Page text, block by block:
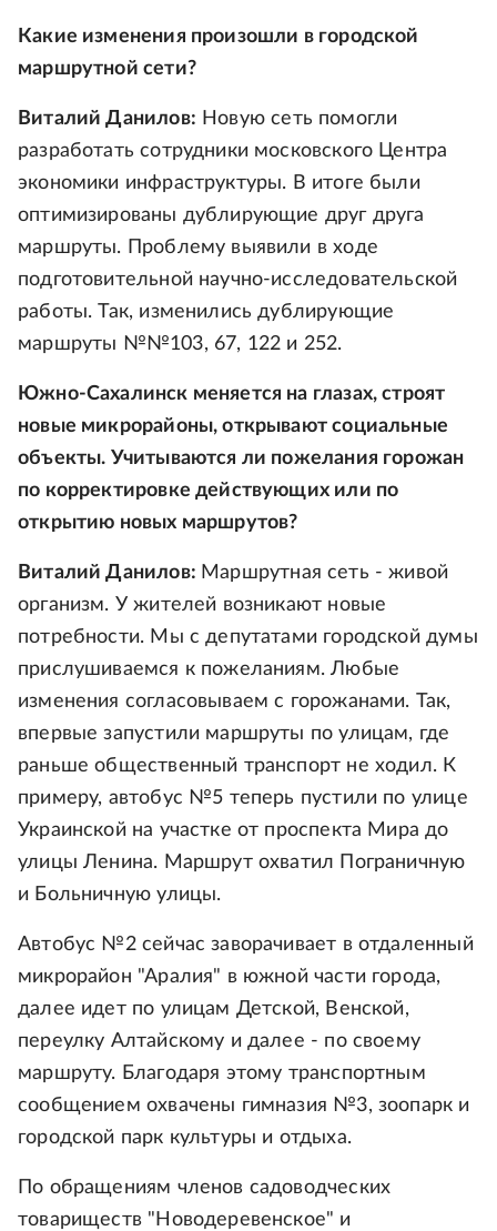
Какие изменения произошли в городской
маршрутной сети?
Виталий Данилов: Новую сеть помогли
разработать сотрудники московского Центра
экономики инфраструктуры. В итоге были
оптимизированы дублирующие друг друга
маршруты. Проблему выявили в ходе
подготовительной научно-исследовательской
работы. Так, изменились дублирующие
маршруты №№103, 67, 122 и 252.
Южно-Сахалинск меняется на глазах, строят
новые микрорайоны, открывают социальные
объекты. Учитываются ли пожелания горожан
по корректировке действующих или по
открытию новых маршрутов?
Виталий Данилов: Маршрутная сеть - живой
организм. У жителей возникают новые
потребности. Мы с депутатами городской думы
прислушиваемся к пожеланиям. Любые
изменения согласовываем с горожанами. Так,
впервые запустили маршруты по улицам, где
раньше общественный транспорт не ходил. К
примеру, автобус №5 теперь пустили по улице
Украинской на участке от проспекта Мира до
улицы Ленина. Маршрут охватил Пограничную
и Больничную улицы.
Автобус №2 сейчас заворачивает в отдаленный
микрорайон "Аралия" в южной части города,
далее идет по улицам Детской, Венской,
переулку Алтайскому и далее - по своему
маршруту. Благодаря этому транспортным
сообщением охвачены гимназия №3, зоопарк и
городской парк культуры и отдыха.
По обращениям членов садоводческих
товариществ "Новодеревенское" и